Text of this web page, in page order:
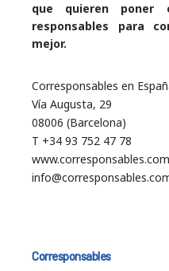
que quieren poner
responsables para
mejor.
Corresponsables en
Vía Augusta, 29
08006 (Barcelona)
T +34 93 752 47 78
www.corresponsables.com
Corresponsables